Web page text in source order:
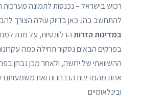
רכוש בישראל – נכנסות לתמונה מערכות
להתחשב בהן. כאן בדיוק עולה הצורך
במדינות הזרותהרלוונטיות, על מנת
בפרקים הבאים נסקור תחילה כמה
ההשוואתי של ירושה, ולאחר מכן נבחן
אחת מהמדינות הנבחרות ואת משמעותם
ובינלאומיים.